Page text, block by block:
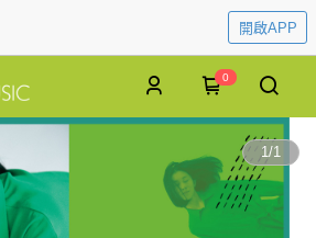
開啟APP
0
1/1